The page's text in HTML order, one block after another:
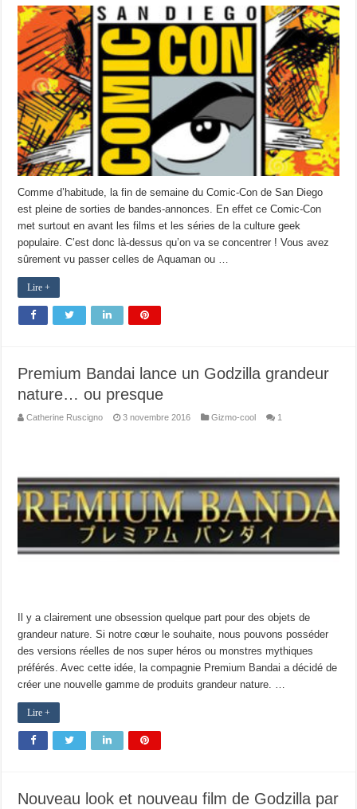
Comme d’habitude, la fin de semaine du Comic-Con de San Diego
est pleine de sorties de bandes-annonces. En effet ce Comic-Con
met surtout en avant les films et les séries de la culture geek
populaire. C’est donc là-dessus qu’on va se concentrer ! Vous avez
sûrement vu passer celles de Aquaman ou …
Lire +
Premium Bandai lance un Godzilla grandeur
nature… ou presque
Catherine Ruscigno 3 novembre 2016 Gizmo-cool 1
Il y a clairement une obsession quelque part pour des objets de
grandeur nature. Si notre cœur le souhaite, nous pouvons posséder
des versions réelles de nos super héros ou monstres mythiques
préférés. Avec cette idée, la compagnie Premium Bandai a décidé de
créer une nouvelle gamme de produits grandeur nature. …
Lire +
Nouveau look et nouveau film de Godzilla par